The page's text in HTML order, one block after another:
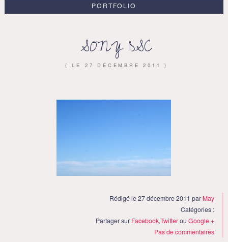
PORTFOLIO
SONY DSC
{ LE 27 DÉCEMBRE 2011 }
Rédigé le 27 décembre 2011 par May
Catégories :
Partager sur Facebook,TwitterouGoogle +
Pas de commentaires